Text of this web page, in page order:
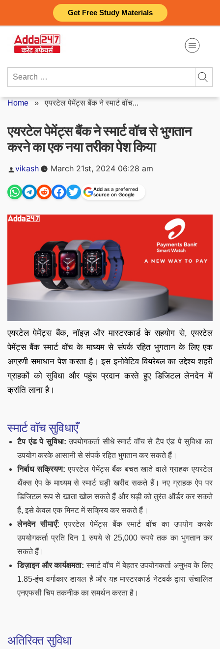
Get Free Study Materials
content
Search
Home »एयरटेल पेमेंट्स बैंक ने स्मार्ट वॉच...
एयरटेल पेमेंट्स बैंक ने स्मार्ट वॉच से भुगतान
करने का एक नया तरीका पेश किया
Posted
vikash March 21st, 2024 06:28 am
Add as a preferred
source on Google
एयरटेल पेमेंट्स बैंक, नॉइज़ और मास्टरकार्ड के सहयोग से, एयरटेल
पेमेंट्स बैंक स्मार्ट वॉच के माध्यम से संपर्क रहित भुगतान के लिए एक
अग्रणी समाधान पेश करता है। इस इनोवेटिव वियरेबल का उद्देश्य शहरी
ग्राहकों को सुविधा और पहुंच प्रदान करते हुए डिजिटल लेनदेन में
क्रांति लाना है।
स्मार्ट वॉच सुविधाएँ
टैप एंड पे सुविधा: उपयोगकर्ता सीधे स्मार्ट वॉच से टैप एंड पे सुविधा का
उपयोग करके आसानी से संपर्क रहित भुगतान कर सकते हैं।
निर्बाध सक्रियण: एयरटेल पेमेंट्स बैंक बचत खाते वाले ग्राहक एयरटेल
थैंक्स ऐप के माध्यम से स्मार्ट घड़ी खरीद सकते हैं। नए ग्राहक ऐप पर
डिजिटल रूप से खाता खोल सकते हैं और घड़ी को तुरंत ऑर्डर कर सकते
हैं, इसे केवल एक मिनट में सक्रिय कर सकते हैं।
लेनदेन सीमाएँ: एयरटेल पेमेंट्स बैंक स्मार्ट वॉच का उपयोग करके
उपयोगकर्ता प्रति दिन 1 रुपये से 25,000 रुपये तक का भुगतान कर
सकते हैं।
डिज़ाइन और कार्यक्षमता: स्मार्ट वॉच में बेहतर उपयोगकर्ता अनुभव के लिए
1.85-इंच वर्गाकार डायल है और यह मास्टरकार्ड नेटवर्क द्वारा संचालित
एनएफसी चिप तकनीक का समर्थन करता है।
अतिरिक्त सुविधा